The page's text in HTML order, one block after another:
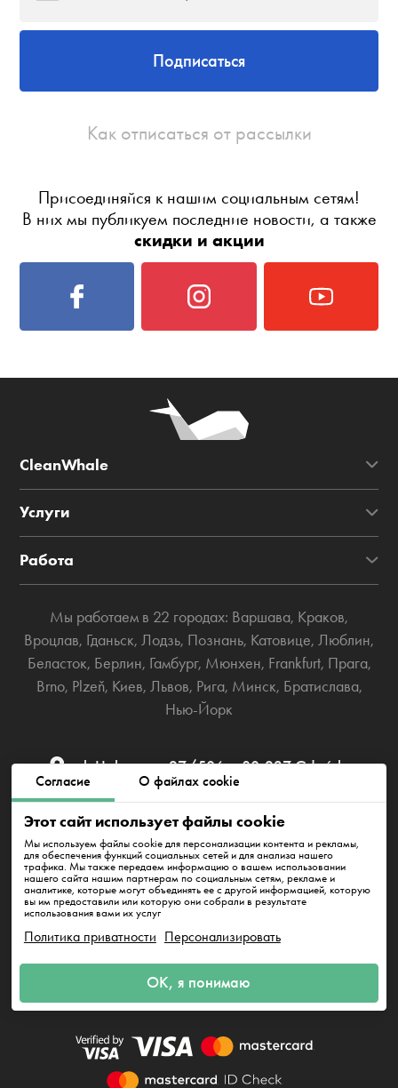
Согласие О файлах cookie
Этот сайт использует файлы cookie
Мы используем файлы cookie для персонализации контента и рекламы,
для обеспечения функций социальных сетей и для анализа нашего
трафика. Мы также передаем информацию о вашем использовании
нашего сайта нашим партнерам по социальным сетям, рекламе и
аналитике, которые могут объединять ее с другой информацией, которую
вы им предоставили или которую они собрали в результате
использования вами их услуг
Политика приватности Персонализировать
ОК, я понимаю
Заказать за0.00 zł 0.00 zł
Подписаться
Как отписаться от рассылки
Присоединяйся к нашим социальным сетям!
В них мы публикуем последние новости, а также
скидки и акции
CleanWhale
Услуги
Работа
Мы работаем в 22 городах: Варшава, Краков,
Вроцлав, Гданьск, Лодзь, Познань, Катовице, Люблин,
Беласток, Берлин, Гамбург, Мюнхен, Frankfurt, Прага,
Brno, Plzeň, Киев, Львов, Рига, Минск, Братислава,
Нью-Йорк
ul. Uphagena 27/506а, 80-237 Gdańsk
Публичный договор Политика приватности
Политика использования файлов cookie
REGON: 38745511400000
ul. Uphagena 27/506а, 80-237 Gdańsk